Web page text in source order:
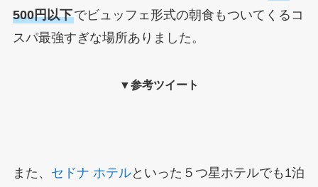
500円以下でビュッフェ形式の朝食もついてくるコ
スパ最強すぎな場所ありました。
▼参考ツイート
また、 セドナ ホテルといった５つ星ホテルでも1泊